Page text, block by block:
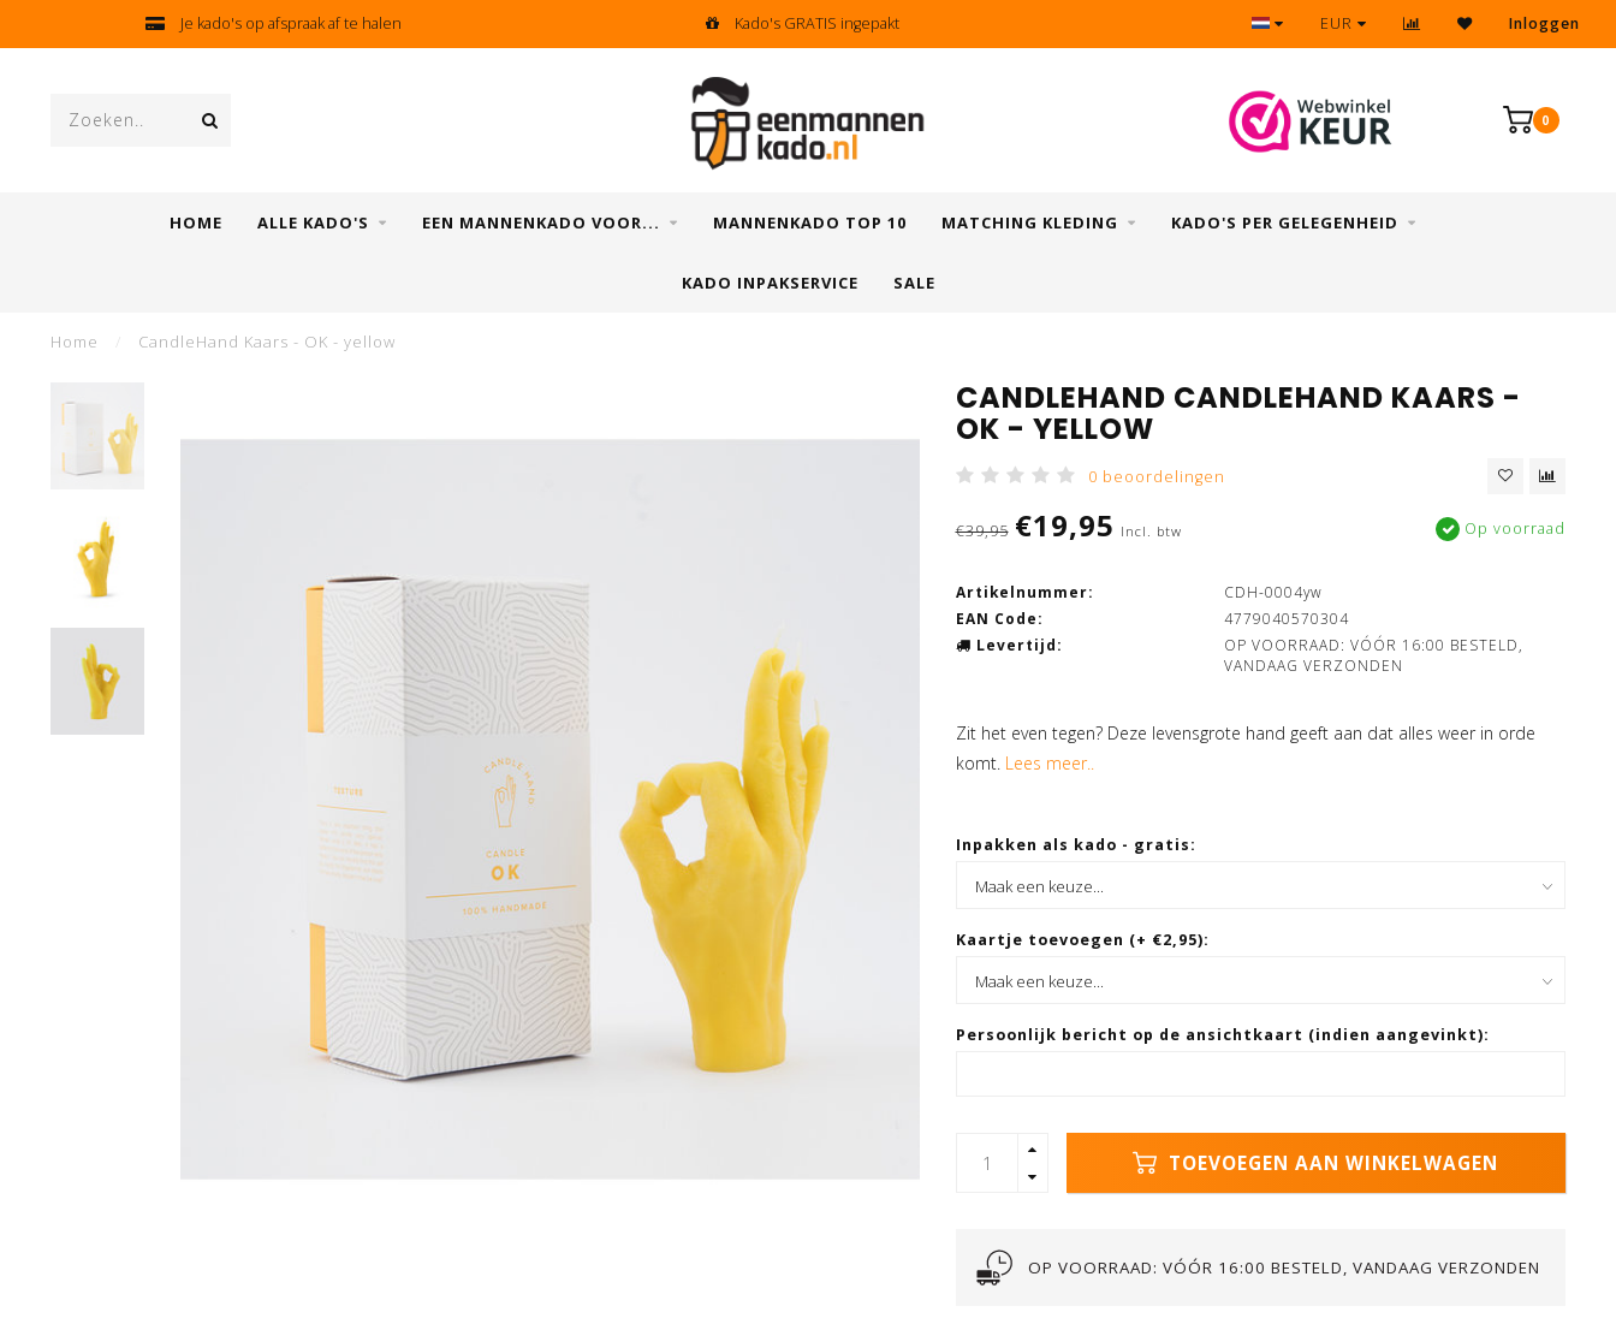
Je kado's op afspraak af te halen Kado's GRATIS ingepakt Eenvoudig & snel retourneren
EUR Inloggen
0
HOME ALLE KADO'S EEN MANNENKADO VOOR... MANNENKADO TOP 10 MATCHING KLEDING KADO'S PER GELEGENHEID
KADO INPAKSERVICE SALE
Home CandleHand Kaars - OK - yellow
CANDLEHAND CANDLEHAND KAARS -
OK - YELLOW
0 beoordelingen
€39,95 €19,95 Incl. btw Op voorraad
Artikelnummer:
CDH-0004yw
EAN Code:
4779040570304
Levertijd:
OP VOORRAAD: VÓÓR 16:00 BESTELD,
VANDAAG VERZONDEN
Zit het even tegen? Deze levensgrote hand geeft aan dat alles weer in orde
komt. Lees meer..
Inpakken als kado - gratis:
Kaartje toevoegen (+ €2,95):
Persoonlijk bericht op de ansichtkaart (indien aangevinkt):
TOEVOEGEN AAN WINKELWAGEN
OP VOORRAAD: VÓÓR 16:00 BESTELD, VANDAAG VERZONDEN